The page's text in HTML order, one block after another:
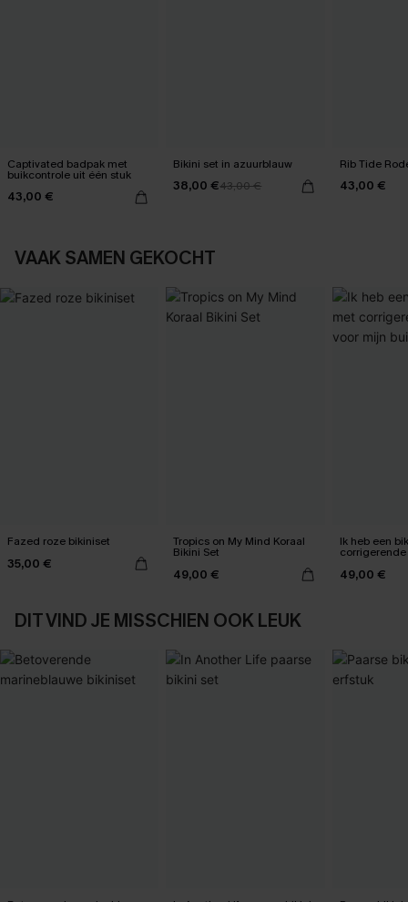
Captivated badpak met
buikcontrole uit één stuk
43,00 €
Bikini set in azuurblauw
38,00 €43,00 €
Rib Tide
43,00 €
VAAK SAMEN GEKOCHT
Fazed roze bikiniset
35,00 €
Tropics on My Mind Koraal
Bikini Set
49,00 €
Ik heb een
49,00 €
DIT VIND JE MISSCHIEN OOK LEUK